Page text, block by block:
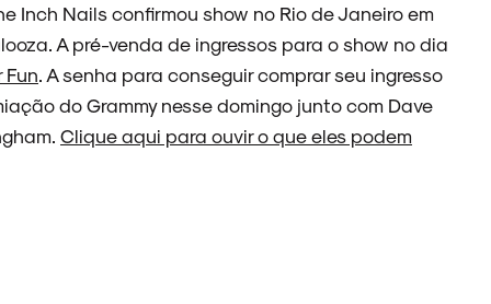
Inch Nails confirmou show no Rio de Janeiro em
A pré-venda de ingressos para o show no dia
Fun . A senha para conseguir comprar seu ingresso
do Grammy nesse domingo junto com Dave
Clique aqui para ouvir o que eles podem